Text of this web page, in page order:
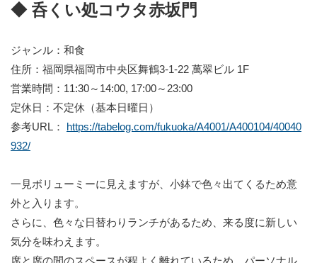
◆ 呑くい処コウタ赤坂門
ジャンル：和食
住所：福岡県福岡市中央区舞鶴3-1-22 萬翠ビル 1F
営業時間：11:30～14:00, 17:00～23:00
定休日：不定休（基本日曜日）
参考URL： https://tabelog.com/fukuoka/A4001/A400104/40040
932/
一見ボリューミーに見えますが、小鉢で色々出てくるため意
外と入ります。
さらに、色々な日替わりランチがあるため、来る度に新しい
気分を味わえます。
席と席の間のスペースが程よく離れているため、パーソナル